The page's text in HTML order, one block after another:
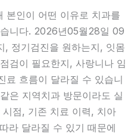
본인이 어떤 이유로 치과를
니다. 2026년05월28일 09
, 정기검진을 원하는지, 잇몸
검이 필요한지, 사랑니나 임
료 흐름이 달라질 수 있습니
은 지역치과 방문이라도 실
점, 기존 치료 이력, 치아
라 달라질 수 있기 때문에